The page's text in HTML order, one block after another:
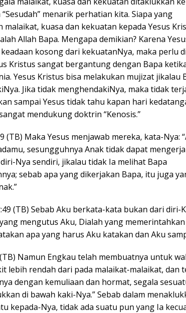
menarik perhatian kita. Siapa yang
malaikat, kuasa dan kekuatan kepada Yesus
Allah Bapa. Mengapa demikian? Karena
kosong dari kekuatanNya, maka perlu
Kristus sangat bergantung dengan Bapa
Yesus Kristus bisa melakukan mujizat jikalau
Jika tidak menghendakiNya, maka tidak
sampai Yesus tidak tahu kapan hari
mendukung doktrin “Kenosis.”
(TB) Maka Yesus menjawab mereka, kata-Nya:
sesungguhnya Anak tidak dapat
Nya sendiri, jikalau tidak Ia melihat Bapa
sebab apa yang dikerjakan Bapa, itu juga
(TB) Sebab Aku berkata-kata bukan dari diri-
mengutus Aku, Dialah yang
apa yang harus Aku katakan dan Aku
Namun Engkau telah membuatnya untuk
lebih rendah dari pada malaikat-malaikat, dan
dengan kemuliaan dan hormat, segala
di bawah kaki-Nya.” Sebab dalam
kepada-Nya, tidak ada suatu pun yang Ia